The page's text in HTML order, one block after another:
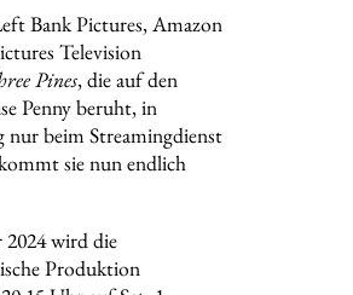
Bank Pictures, Amazon
Television
Pines, die auf den
Penny beruht, in
nur beim Streamingdienst
sie nun endlich
2024 wird die
Produktion